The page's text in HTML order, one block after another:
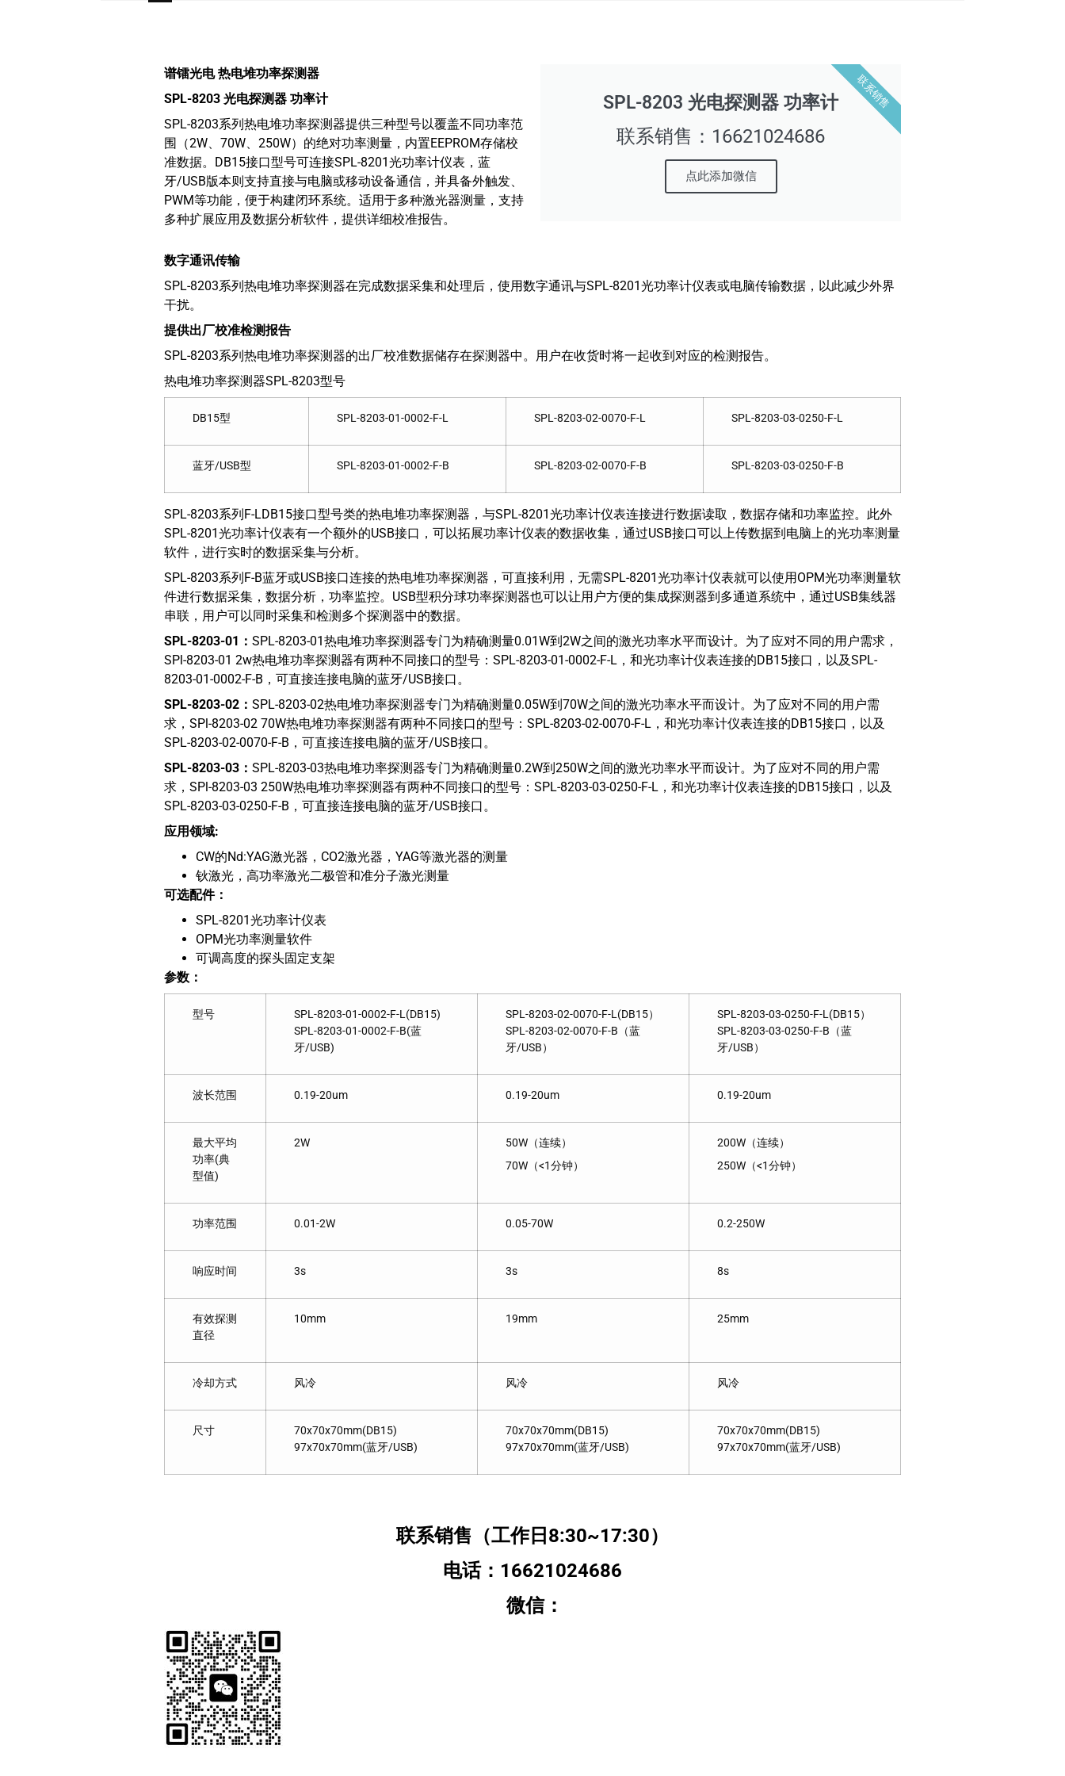
谱镭光电 热电堆功率探测器
SPL-8203 光电探测器 功率计
SPL-8203系列热电堆功率探测器提供三种型号以覆盖不同功率范
围（2W、70W、250W）的绝对功率测量，内置EEPROM存储校
准数据。DB15接口型号可连接SPL-8201光功率计仪表，蓝
牙/USB版本则支持直接与电脑或移动设备通信，并具备外触发、
PWM等功能，便于构建闭环系统。适用于多种激光器测量，支持
多种扩展应用及数据分析软件，提供详细校准报告。
SPL-8203 光电探测器 功率计
联系销售：16621024686
点此添加微信
联系销售
数字通讯传输
SPL-8203系列热电堆功率探测器在完成数据采集和处理后，使用数字通讯与SPL-8201光功率计仪表或电脑传输数据，以此减少外界
干扰。
提供出厂校准检测报告
SPL-8203系列热电堆功率探测器的出厂校准数据储存在探测器中。用户在收货时将一起收到对应的检测报告。
热电堆功率探测器SPL-8203型号
DB15型 SPL-8203-01-0002-F-L SPL-8203-02-0070-F-L SPL-8203-03-0250-F-L
蓝牙/USB型 SPL-8203-01-0002-F-B SPL-8203-02-0070-F-B SPL-8203-03-0250-F-B
SPL-8203系列F-LDB15接口型号类的热电堆功率探测器，与SPL-8201光功率计仪表连接进行数据读取，数据存储和功率监控。此外
SPL-8201光功率计仪表有一个额外的USB接口，可以拓展功率计仪表的数据收集，通过USB接口可以上传数据到电脑上的光功率测量
软件，进行实时的数据采集与分析。
SPL-8203系列F-B蓝牙或USB接口连接的热电堆功率探测器，可直接利用，无需SPL-8201光功率计仪表就可以使用OPM光功率测量软
件进行数据采集，数据分析，功率监控。USB型积分球功率探测器也可以让用户方便的集成探测器到多通道系统中，通过USB集线器
串联，用户可以同时采集和检测多个探测器中的数据。
SPL-8203-01 ： SPL-8203-01热电堆功率探测器专门为精确测量0.01W到2W之间的激光功率水平而设计。为了应对不同的用户需求，
SPl-8203-01 2w热电堆功率探测器有两种不同接口的型号：SPL-8203-01-0002-F-L，和光功率计仪表连接的DB15接口，以及SPL-
8203-01-0002-F-B，可直接连接电脑的蓝牙/USB接口。
SPL-8203-02 ： SPL-8203-02热电堆功率探测器专门为精确测量0.05W到70W之间的激光功率水平而设计。为了应对不同的用户需
求，SPl-8203-02 70W热电堆功率探测器有两种不同接口的型号：SPL-8203-02-0070-F-L，和光功率计仪表连接的DB15接口，以及
SPL-8203-02-0070-F-B，可直接连接电脑的蓝牙/USB接口。
SPL-8203-03 ： SPL-8203-03热电堆功率探测器专门为精确测量0.2W到250W之间的激光功率水平而设计。为了应对不同的用户需
求，SPl-8203-03 250W热电堆功率探测器有两种不同接口的型号：SPL-8203-03-0250-F-L，和光功率计仪表连接的DB15接口，以及
SPL-8203-03-0250-F-B，可直接连接电脑的蓝牙/USB接口。
应用领域:
CW的Nd:YAG激光器，CO2激光器，YAG等激光器的测量
钬激光，高功率激光二极管和准分子激光测量
可选配件：
SPL-8201光功率计仪表
OPM光功率测量软件
可调高度的探头固定支架
参数：
型号
SPL-8203-01-0002-F-L(DB15)
SPL-8203-01-0002-F-B(蓝
牙/USB)
SPL-8203-02-0070-F-L(DB15）
SPL-8203-02-0070-F-B（蓝
牙/USB）
SPL-8203-03-0250-F-L(DB15）
SPL-8203-03-0250-F-B（蓝
牙/USB）
波长范围 0.19-20um 0.19-20um 0.19-20um
最大平均
功率(典
型值)
2W
50W（连续）
70W（<1分钟）
200W（连续）
250W（<1分钟）
功率范围 0.01-2W 0.05-70W 0.2-250W
响应时间 3s 3s 8s
有效探测
直径
10mm 19mm 25mm
冷却方式 风冷 风冷 风冷
尺寸
70x70x70mm(DB15)
97x70x70mm(蓝牙/USB)
70x70x70mm(DB15)
97x70x70mm(蓝牙/USB)
70x70x70mm(DB15)
97x70x70mm(蓝牙/USB)
联系销售（工作日8:30~17:30）
电话：16621024686
微信：